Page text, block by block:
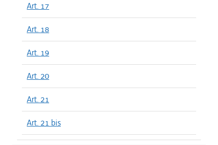
Art. 17
Art. 18
Art. 19
Art. 20
Art. 21
Art. 21 bis